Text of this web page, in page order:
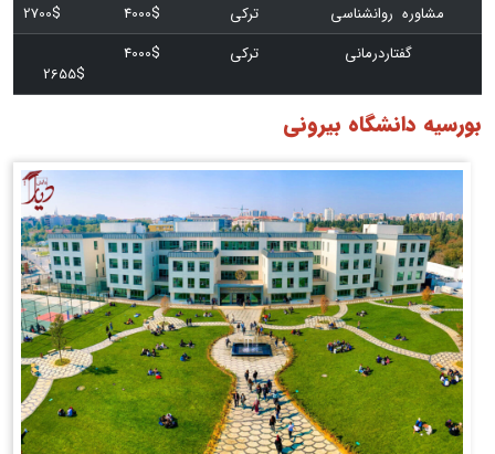
مشاوره روانشناسی ترکی
گفتاردرمانی
ترکی
2655$
بورسیه دانشگاه بیرونی